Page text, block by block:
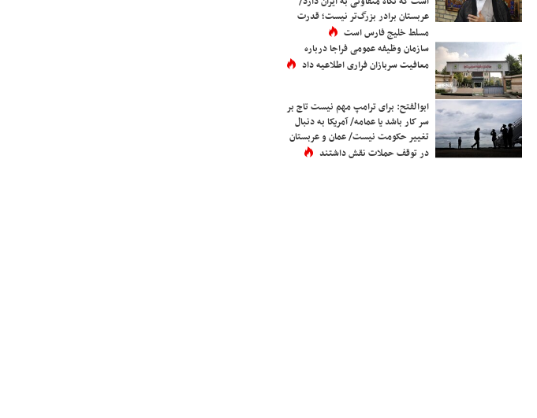
عربستان برادر بزرگ‌تر نیست؛ قدرت
مسلط خلیج فارس است
سازمان وظیفه عمومی فراجا درباره
معافیت سربازان فراری اطلاعیه داد
ابوالفتح: برای ترامپ مهم نیست تاج بر
سر کار باشد یا عمامه/ آمریکا به دنبال
تغییر حکومت نیست/ عمان و عربستان
در توقف حملات نقش داشتند